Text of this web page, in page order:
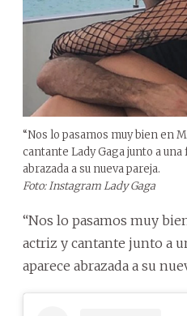
“Nos lo pasamos muy bien en
cantante Lady Gaga junto a
abrazada a su nueva pareja.
Foto: Instagram Lady Gaga
“Nos lo pasamos muy
actriz y cantante junto a
aparece abrazada a su